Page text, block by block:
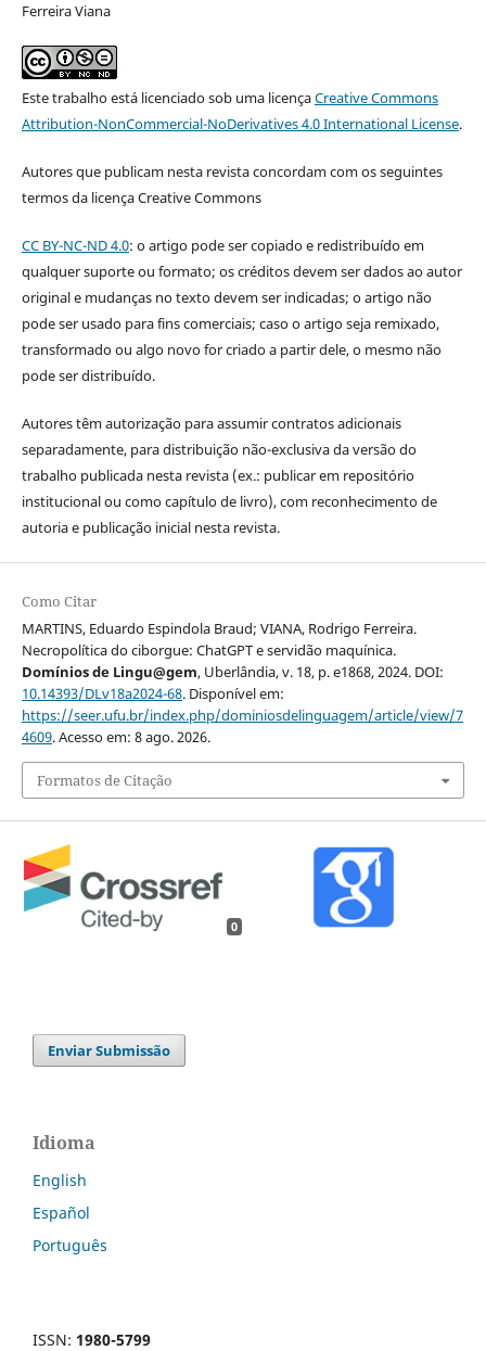
Ferreira Viana
Este trabalho está licenciado sob uma licençaCreative Commons
Attribution-NonCommercial-NoDerivatives 4.0 International License.
Autores que publicam nesta revista concordam com os seguintes
termos da licença Creative Commons
CC BY-NC-ND 4.0: o artigo pode ser copiado e redistribuído em
qualquer suporte ou formato; os créditos devem ser dados ao autor
original e mudanças no texto devem ser indicadas; o artigo não
pode ser usado para fins comerciais; caso o artigo seja remixado,
transformado ou algo novo for criado a partir dele, o mesmo não
pode ser distribuído.
Autores têm autorização para assumir contratos adicionais
separadamente, para distribuição não-exclusiva da versão do
trabalho publicada nesta revista (ex.: publicar em repositório
institucional ou como capítulo de livro), com reconhecimento de
autoria e publicação inicial nesta revista.
Como Citar
MARTINS, Eduardo Espindola Braud; VIANA, Rodrigo Ferreira.
Necropolítica do ciborgue: ChatGPT e servidão maquínica.
Domínios de Lingu@gem, Uberlândia, v. 18, p. e1868, 2024. DOI:
10.14393/DLv18a2024-68. Disponível em:
https://seer.ufu.br/index.php/dominiosdelinguagem/article/view/7
4609. Acesso em: 8 ago. 2026.
Formatos de Citação
0
Enviar Submissão
Idioma
English
Español
Português
ISSN: 1980-5799